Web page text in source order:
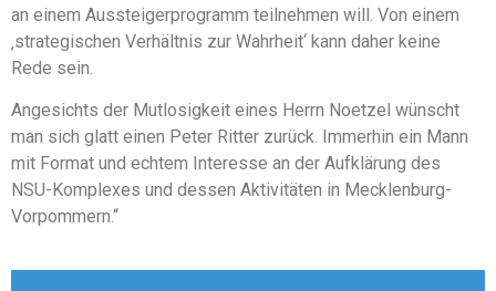
an einem Aussteigerprogramm teilnehmen will. Von einem
‚strategischen Verhältnis zur Wahrheit‘ kann daher keine
Rede sein.
Angesichts der Mutlosigkeit eines Herrn Noetzel wünscht
man sich glatt einen Peter Ritter zurück. Immerhin ein Mann
mit Format und echtem Interesse an der Aufklärung des
NSU-Komplexes und dessen Aktivitäten in Mecklenburg-
Vorpommern.“